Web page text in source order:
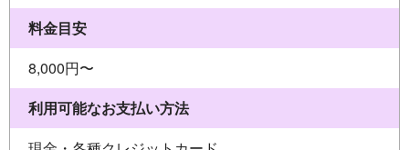
料金目安
8,000円〜
利用可能なお支払い方法